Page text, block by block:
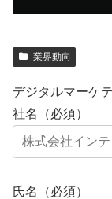
業界動向
デジタルマーケ
社名（必須）
氏名（必須）